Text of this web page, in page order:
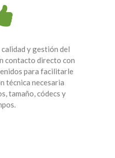
y gestión del
contacto directo con
para facilitarle
técnica necesaria
tamaño, códecs y